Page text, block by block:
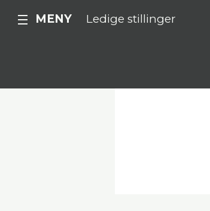
MENY Ledige stillinger